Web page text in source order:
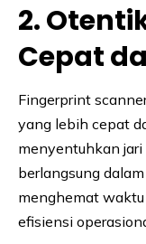
2.
Cepat
Fingerprint
yang lebih cepat
menyentuhkan
berlangsung
menghemat
efisiensi